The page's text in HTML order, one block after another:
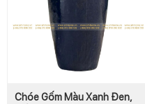
Chóe Gốm Màu Xanh Đen,